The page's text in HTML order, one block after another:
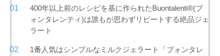
400年以上前のレシピを基に作られたBuontalenti®(ブ
ォンタレンティ)は誰もが思わずリピートする絶品ジェ
ラート
1番人気はシンプルなミルクジェラート「ブォンタレ